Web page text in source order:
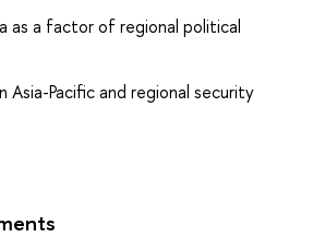
as a factor of regional political
Asia-Pacific and regional security